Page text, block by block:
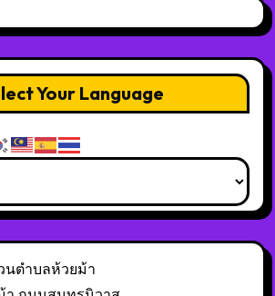
Your Language
นตำบลห้วยม้า